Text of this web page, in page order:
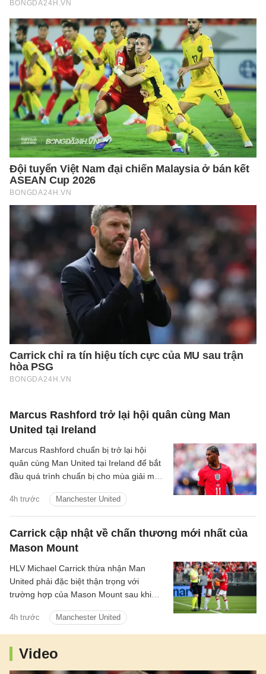
Marcus Rashford trở lại hội quân cùng Man
United tại Ireland
4h trước Manchester United
Marcus Rashford chuẩn bị trở lại hội
quân cùng Man United tại Ireland để bắt
đầu quá trình chuẩn bị cho mùa giải mới.
Carrick xác nhận.
Carrick cập nhật về chấn thương mới nhất của
Mason Mount
4h trước Manchester United
HLV Michael Carrick thừa nhận Man
United phải đặc biệt thận trọng với
trường hợp của Mason Mount sau khi
vì vấn đề thể trạng trong trận hòa 1-1 với
PSG.
Video